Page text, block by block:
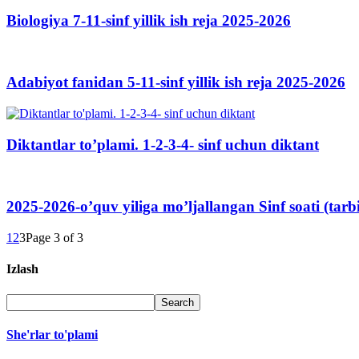
Biologiya 7-11-sinf yillik ish reja 2025-2026
Adabiyot fanidan 5-11-sinf yillik ish reja 2025-2026
Diktantlar to’plami. 1-2-3-4- sinf uchun diktant
2025-2026-o’quv yiliga mo’ljallangan Sinf soati
1 23Page 3 of 3
Izlash
She'rlar to'plami